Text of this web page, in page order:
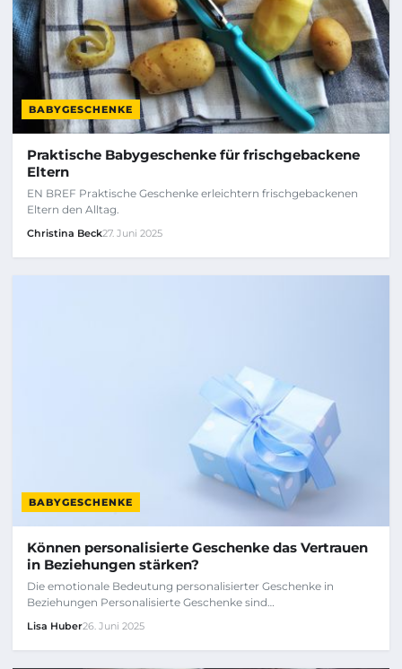
BABYGESCHENKE
Praktische Babygeschenke für frischgebackene
Eltern
EN BREF Praktische Geschenke erleichtern frischgebackenen
Eltern den Alltag.
Christina Beck27. Juni 2025
BABYGESCHENKE
Können personalisierte Geschenke das Vertrauen
in Beziehungen stärken?
Die emotionale Bedeutung personalisierter Geschenke in
Beziehungen Personalisierte Geschenke sind…
Lisa Huber26. Juni 2025